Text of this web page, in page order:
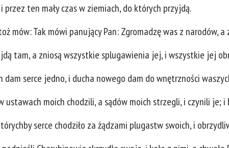
przez ten mały czas w ziemiach, do których przyjdą.
mów: Tak mówi panujący Pan: Zgromadzę was z narodów,
tam, a zniosą wszystkie splugawienia jej, i wszystkie jej
dam serce jedno, i ducha nowego dam do wnętrzności
ustawach moich chodzili, a sądów moich strzegli, i czynili je; i
serce chodziło za żądzami plugastw swoich, i